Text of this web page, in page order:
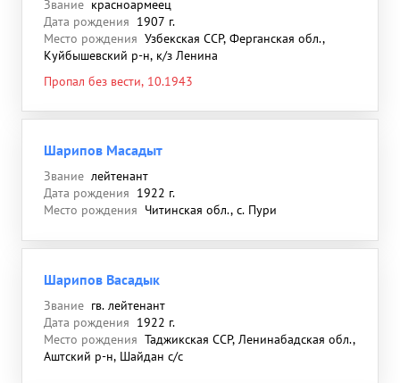
Звание красноармеец
Дата рождения 1907 г.
Место рождения Узбекская ССР, Ферганская обл.,
Куйбышевский р-н, к/з Ленина
Пропал без вести, 10.1943
Шарипов Масадыт
Звание лейтенант
Дата рождения 1922 г.
Место рождения Читинская обл., с. Пури
Шарипов Васадык
Звание гв. лейтенант
Дата рождения 1922 г.
Место рождения Таджикская ССР, Ленинабадская обл.,
Аштский р-н, Шайдан с/с